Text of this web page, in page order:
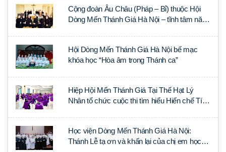
Cộng đoàn Âu Châu (Pháp – Bỉ) thuộc Hội
Dòng Mến Thánh Giá Hà Nội – tĩnh tâm năm
Hội Dòng Mến Thánh Giá Hà Nội bế mạc
khóa học “Hòa âm trong Thánh ca”
Hiệp Hội Mến Thánh Giá Tại Thế Hạt Lý
Nhân tổ chức cuộc thi tìm hiểu Hiến chế Tín
Học viện Dòng Mến Thánh Giá Hà Nội:
Thánh Lễ tạ ơn và khấn lại của chị em học